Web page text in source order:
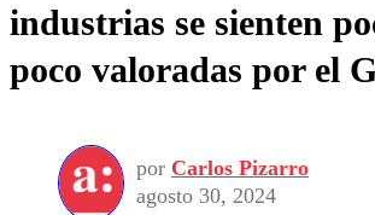
industrias se sienten
poco valoradas por el
por Carlos Pizarro
agosto 30, 2024